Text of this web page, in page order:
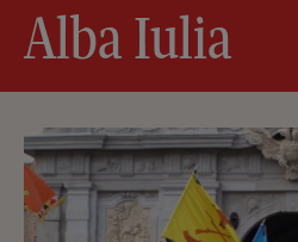
Alba Iulia